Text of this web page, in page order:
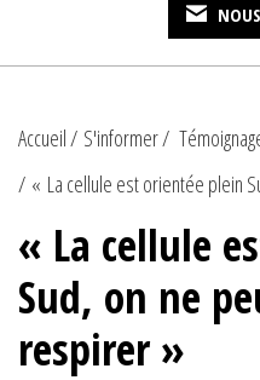
Accueil S'informer
« La cellule est orientée plein
« La cellule
Sud, on ne
respirer »